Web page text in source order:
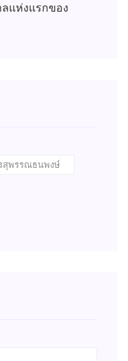
ลแห่งแรกของ
สุพรรณธนพงษ์